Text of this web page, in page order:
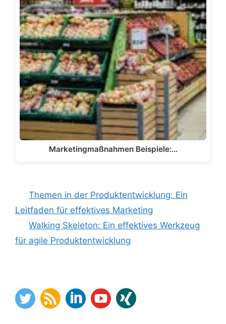
Marketingmaßnahmen Beispiele:…
Themen in der Produktentwicklung: Ein
Leitfaden für effektives Marketing
Walking Skeleton: Ein effektives Werkzeug
für agile Produktentwicklung